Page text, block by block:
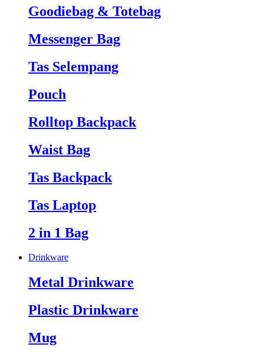
Goodiebag & Totebag
Messenger Bag
Tas Selempang
Pouch
Rolltop Backpack
Waist Bag
Tas Backpack
Tas Laptop
2 in 1 Bag
Drinkware
Metal Drinkware
Plastic Drinkware
Mug